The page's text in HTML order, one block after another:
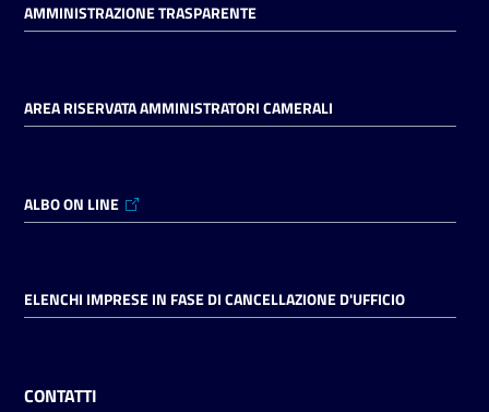
AMMINISTRAZIONE TRASPARENTE
AREA RISERVATA AMMINISTRATORI CAMERALI
ALBO ON LINE
ELENCHI IMPRESE IN FASE DI CANCELLAZIONE D'UFFICIO
CONTATTI